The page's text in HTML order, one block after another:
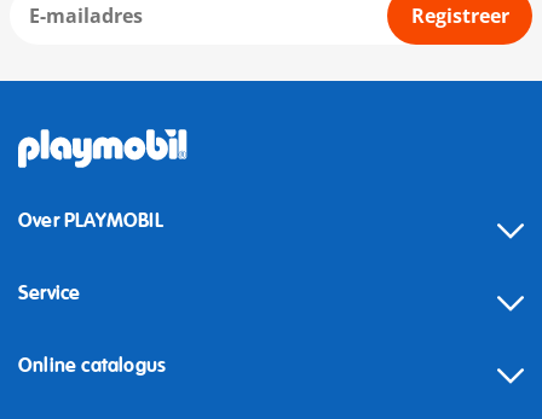
Registreer
Over PLAYMOBIL
Service
Online catalogus